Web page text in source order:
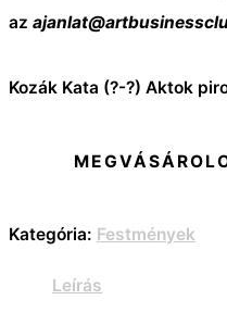
az
Kozák Kata (?-?) Aktok
Kategória: Festmények
Leírás